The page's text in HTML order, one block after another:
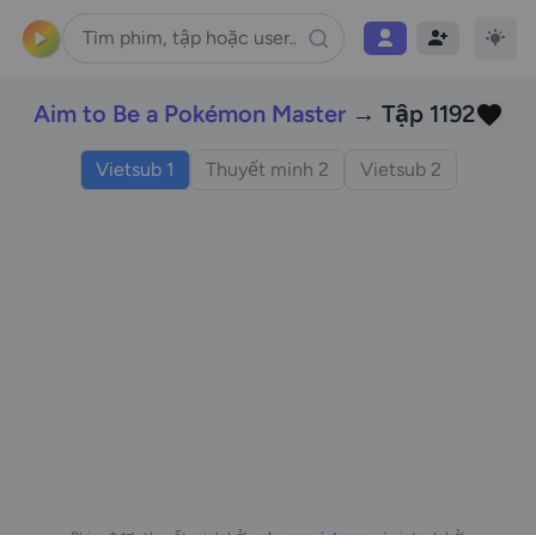
Aim to Be a Pokémon Master→ Tập 1192
Vietsub 1 Thuyết minh 2 Vietsub 2